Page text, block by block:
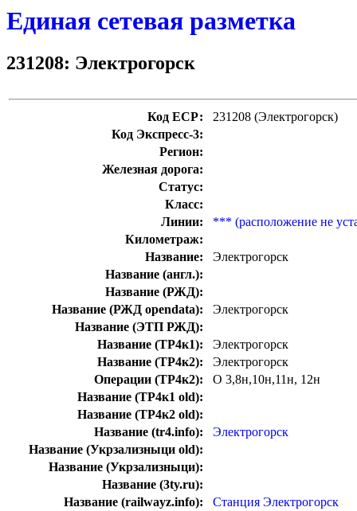
Единая сетевая разметка
231208: Электрогорск
Код ЕСР:
231208 (Электрогорск)
Код Экспресс-3:
Регион:
Железная дорога:
Статус:
Класс:
Линии:
*** (расположение не
Километраж:
Название:
Электрогорск
Название (англ.):
Название (РЖД):
Название (РЖД opendata):
Электрогорск
Название (ЭТП РЖД):
Название (ТР4к1):
Электрогорск
Название (ТР4к2):
Электрогорск
Операции (ТР4к2):
О 3,8н,10н,11н, 12н
Название (ТР4к1 old):
Название (ТР4к2 old):
Название (tr4.info):
Электрогорск
Название (Укрзализныци old):
Название (Укрзализныци):
Название (3ty.ru):
Название (railwayz.info):
Станция Электрогорск